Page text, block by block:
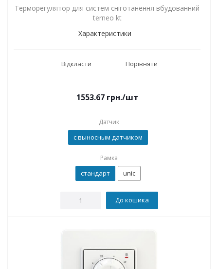
Терморегулятор для систем сніготанення вбудованний
terneo kt
Характеристики
Відкласти Порівняти
1553.67 грн./шт
Датчик
с выносным датчиком
Рамка
стандарт unic
До кошика